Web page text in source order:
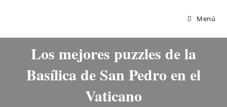
Menú
Los mejores puzzles de la
Basílica de San Pedro en el
Vaticano